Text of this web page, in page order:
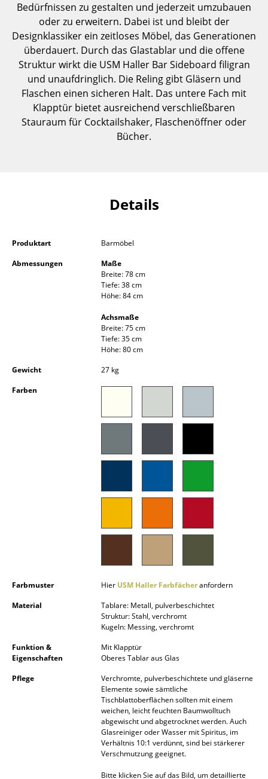
... alle Tische
Aufbewahren
Regale & Schränke
Bücherregale
Wandregale
Sideboards & Kommoden
... alle Aufbewahrungsmöbel
Hängeleuchten & Deckenleuchten
Stehleuchten & Leseleuchten
Outdoor-Leuchten
Stapelbetten
Nachttische & Bettzubehör
Bedürfnissen zu gestalten und jederzeit umzubauen
oder zu erweitern. Dabei ist und bleibt der
Designklassiker ein zeitloses Möbel, das Generationen
überdauert. Durch das Glastablar und die offene
Struktur wirkt die USM Haller Bar Sideboard filigran
und unaufdringlich. Die Reling gibt Gläsern und
Flaschen einen sicheren Halt. Das untere Fach mit
Klapptür bietet ausreichend verschließbaren
Stauraum für Cocktailshaker, Flaschenöffner oder
Bücher.
Details
Produktart
Barmöbel
Abmessungen
Maße
Breite: 78 cm
Tiefe: 38 cm
Höhe: 84 cm
Achsmaße
Breite: 75 cm
Tiefe: 35 cm
Höhe: 80 cm
Gewicht
27 kg
Farben
Farbmuster Hier USM Haller Farbfächeranfordern
Material
Tablare: Metall, pulverbeschichtet
Struktur: Stahl, verchromt
Kugeln: Messing, verchromt
Funktion &
Eigenschaften
Mit Klapptür
Oberes Tablar aus Glas
Pflege
Verchromte, pulverbeschichtete und gläserne
Elemente sowie sämtliche
Tischblattoberflächen sollten mit einem
weichen, leicht feuchten Baumwolltuch
abgewischt und abgetrocknet werden. Auch
Glasreiniger oder Wasser mit Spiritus, im
Verhältnis 10:1 verdünnt, sind bei stärkerer
Verschmutzung geeignet.
Bitte klicken Sie auf das Bild, um detaillierte